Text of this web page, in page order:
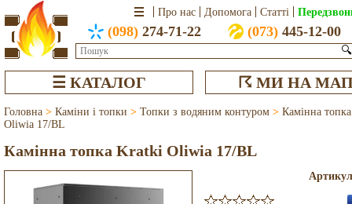
Про нас Допомога Статті
(098) 274-71-22 (073)445-12-00
🔍
☰ КАТАЛОГ ☈ МИ НА
Головна > Каміни і топки > Топки з водяним контуром > Камінна
Oliwia 17/BL
Камінна топка Kratki Oliwia 17/BL